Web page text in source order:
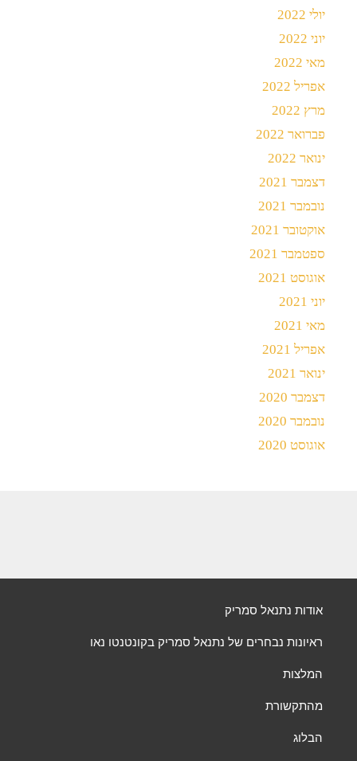
יולי 2022
יוני 2022
מאי 2022
אפריל 2022
מרץ 2022
פברואר 2022
ינואר 2022
דצמבר 2021
נובמבר 2021
אוקטובר 2021
ספטמבר 2021
אוגוסט 2021
יוני 2021
מאי 2021
אפריל 2021
ינואר 2021
דצמבר 2020
נובמבר 2020
אוגוסט 2020
אודות נתנאל סמריק
ראיונות נבחרים של נתנאל סמריק בקונטנטו נאו
המלצות
מהתקשורת
הבלוג